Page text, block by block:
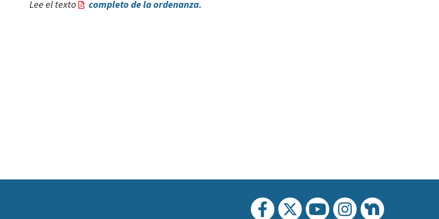
Lee el texto completo de la ordenanza.